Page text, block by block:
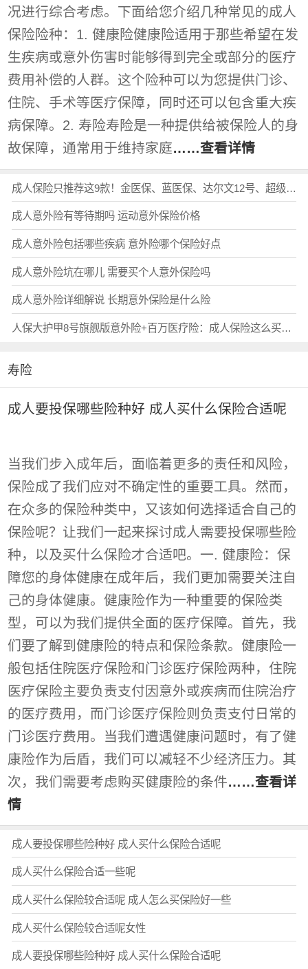
况进行综合考虑。下面给您介绍几种常见的成人
保险险种：1. 健康险健康险适用于那些希望在发
生疾病或意外伤害时能够得到完全或部分的医疗
费用补偿的人群。这个险种可以为您提供门诊、
住院、手术等医疗保障，同时还可以包含重大疾
病保障。2. 寿险寿险是一种提供给被保险人的身
故保障，通常用于维持家庭……查看详情
成人保险只推荐这9款！金医保、蓝医保、达尔文12号、超级玛丽16号、小蜜蜂6号...2026成人保险怎么买最实用？超全配置思路！（含投保入口
成人意外险有等待期吗 运动意外保险价格
成人意外险包括哪些疾病 意外险哪个保险好点
成人意外险坑在哪儿 需要买个人意外保险吗
成人意外险详细解说 长期意外保险是什么险
人保大护甲8号旗舰版意外险+百万医疗险：成人保险这么买最实用，在哪里能买？
寿险
成人要投保哪些险种好 成人买什么保险合适呢
当我们步入成年后，面临着更多的责任和风险，
保险成了我们应对不确定性的重要工具。然而，
在众多的保险种类中，又该如何选择适合自己的
保险呢？让我们一起来探讨成人需要投保哪些险
种，以及买什么保险才合适吧。一. 健康险：保
障您的身体健康在成年后，我们更加需要关注自
己的身体健康。健康险作为一种重要的保险类
型，可以为我们提供全面的医疗保障。首先，我
们要了解到健康险的特点和保险条款。健康险一
般包括住院医疗保险和门诊医疗保险两种，住院
医疗保险主要负责支付因意外或疾病而住院治疗
的医疗费用，而门诊医疗保险则负责支付日常的
门诊医疗费用。当我们遭遇健康问题时，有了健
康险作为后盾，我们可以减轻不少经济压力。其
次，我们需要考虑购买健康险的条件……查看详
情
成人要投保哪些险种好 成人买什么保险合适呢
成人买什么保险合适一些呢
成人买什么保险较合适呢 成人怎么买保险好一些
成人买什么保险较合适呢女性
成人要投保哪些险种好 成人买什么保险合适呢